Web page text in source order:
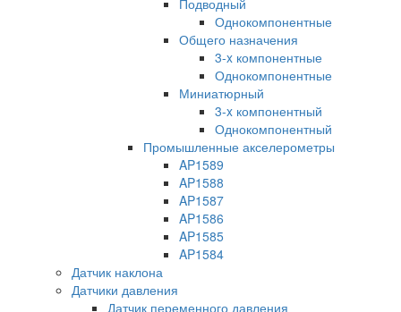
Однокомпонентные
Общего назначения
3-x компонентные
Однокомпонентные
Миниатюрный
3-x компонентный
Однокомпонентный
Промышленные акселерометры
AP1589
AP1588
AP1587
AP1586
AP1585
AP1584
Датчик наклона
Датчики давления
Датчик переменного давления